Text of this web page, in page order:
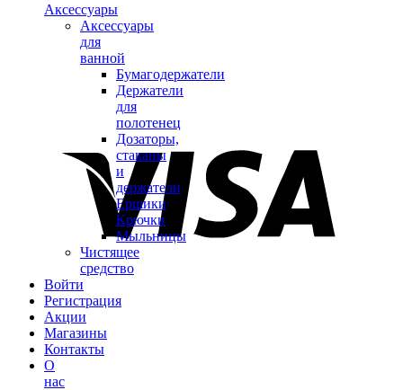
Аксессуары
Аксессуары
для
ванной
Бумагодержатели
Держатели
для
полотенец
Дозаторы,
стаканы
и
держатели
Ершики
Крючки
Мыльницы
Чистящее
средство
Войти
Регистрация
Акции
Магазины
Контакты
О
нас